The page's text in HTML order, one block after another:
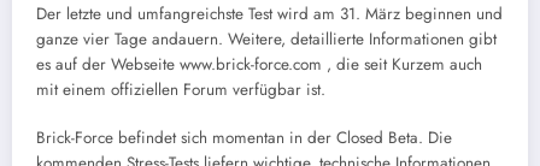
Der letzte und umfangreichste Test wird am 31. März beginnen und
ganze vier Tage andauern. Weitere, detaillierte Informationen gibt
es auf der Webseite www.brick-force.com , die seit Kurzem auch
mit einem offiziellen Forum verfügbar ist.
Brick-Force befindet sich momentan in der Closed Beta. Die